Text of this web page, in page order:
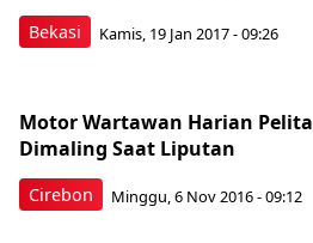
Bekasi Kamis, 19 Jan 2017 - 09:26
Cirebon
Motor Wartawan Harian Pelita
Dimaling Saat Liputan
Minggu, 6 Nov 2016 - 09:12